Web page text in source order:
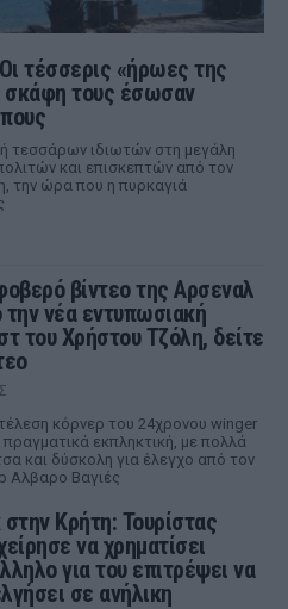
τέσσερις «ήρωες της
σκάφη τους έσωσαν
τεσσάρων ιδιωτών στη μεγάλη
και επισκεπτών από τον
την ώρα που η πυρκαγιά
βίντεο της Αρσεναλ
την νέα εντυπωσιακή
του Χρήστου Τζόλη, δείτε
κόρνερ του 24χρονου winger
πραγματικά εκπληκτική, με πολλά
και δύσκολη για έλεγχο από τον
Αλβαρο Βαγιές
στην Κρήτη: Τουρίστας
να χρηματίσει
για του επιτρέψει να
σε ανήλικη